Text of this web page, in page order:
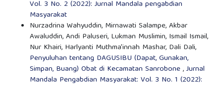
Vol. 3 No. 2 (2022): Jurnal Mandala pengabdian
Masyarakat
Nurzadrina Wahyuddin, Mirnawati Salampe, Akbar
Awaluddin, Andi Paluseri, Lukman Muslimin, Ismail Ismail,
Nur Khairi, Harlyanti Muthma'innah Mashar, Dali Dali,
Penyuluhan tentang DAGUSIBU (Dapat, Gunakan,
Simpan, Buang) Obat di Kecamatan Sanrobone,Jurnal
Mandala Pengabdian Masyarakat: Vol. 3 No. 1 (2022):